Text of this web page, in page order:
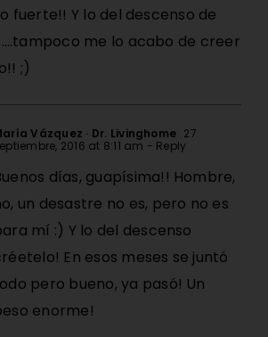
fuerte!! Y lo del descenso de
me lo acabo de creer
;)
Vázquez · Dr. Livinghome 27
2016 at 8:11 am - Reply
días, guapísima!! Hombre,
un desastre no es, pero no es
mí :) Y lo del descenso
En esos meses se juntó
pero bueno, ya pasó! Un
enorme!